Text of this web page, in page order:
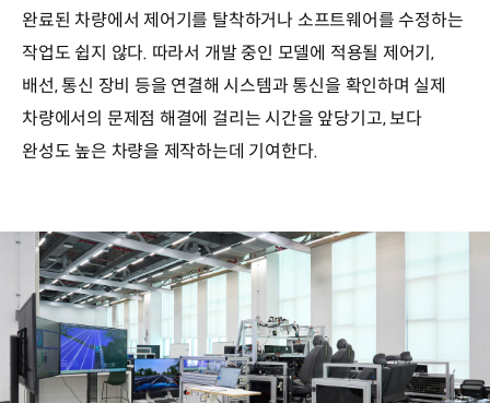
완료된 차량에서 제어기를 탈착하거나 소프트웨어를 수정하는
작업도 쉽지 않다. 따라서 개발 중인 모델에 적용될 제어기,
배선, 통신 장비 등을 연결해 시스템과 통신을 확인하며 실제
차량에서의 문제점 해결에 걸리는 시간을 앞당기고, 보다
완성도 높은 차량을 제작하는데 기여한다.